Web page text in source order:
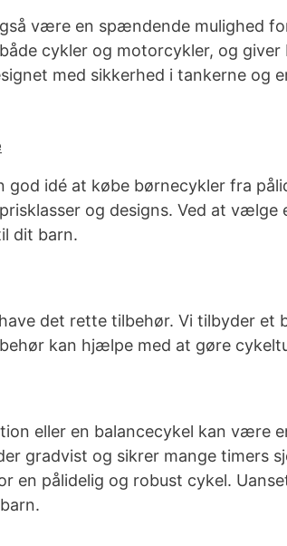
være en spændende mulighed
cykler og motorcykler, og
med sikkerhed i tankerne og
god idé at købe børnecykler fra
og designs. Ved at
dit barn.
det rette tilbehør. Vi tilbyder
kan hjælpe med at gøre
eller en balancecykel kan
gradvist og sikrer mange timers
en pålidelig og robust cykel.